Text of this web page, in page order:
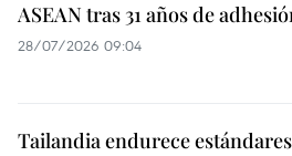
ASEAN tras 31 años de
28/07/2026 09:04
Tailandia endurece